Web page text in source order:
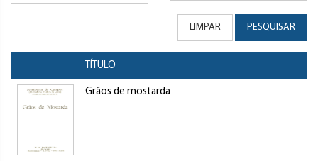
LIMPAR PESQUISAR
TÍTULO
Grãos de mostarda